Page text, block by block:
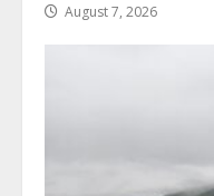
August 7, 2026